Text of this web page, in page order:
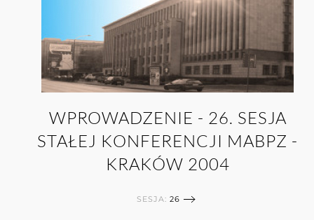
WPROWADZENIE - 26. SESJA
STAŁEJ KONFERENCJI MABPZ -
KRAKÓW 2004
SESJA: 26